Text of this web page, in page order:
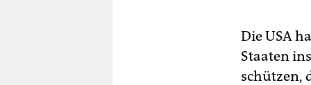
Die USA
Staaten
schützen,